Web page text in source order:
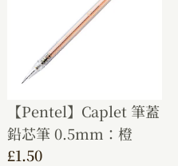
【Pentel】Caplet 筆蓋
鉛芯筆 0.5mm：橙
£1.50